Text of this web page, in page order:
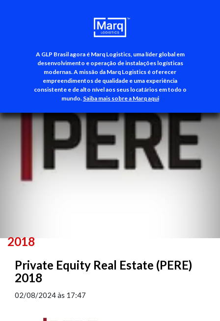
A GLP Brasil agora é Marq Logistics, uma líder global em
desenvolvimento e operação de instalações logísticas
modernas. A missão da Marq Logistics é oferecer
empreendimentos de qualidade e uma experiência
consistente e de alto nível aos seus locatários em todo o
mundo. Saiba mais sobre a Marq aqui
+55 (11) 3500-3700
2018
Private Equity Real Estate (PERE)
2018
02/08/2024às 17:47